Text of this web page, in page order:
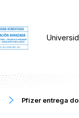
Pfizer entrega